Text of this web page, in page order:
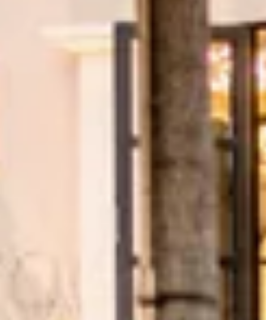
Weingüter & Weinprobe Loiretal
Weingüter & Weinprobe Rhonetal
Cave historique des hospices de Strasbourg
Champagne Ruinart
Champagne Veuve Clicquot